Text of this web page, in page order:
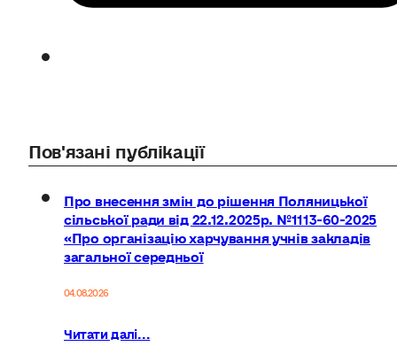
Пов'язані публікації
Про внесення змін до рішення Поляницької
сільської ради від 22.12.2025р. №1113-60-2025
«Про організацію харчування учнів закладів
загальної середньої
04.08.2026
Читати далі...